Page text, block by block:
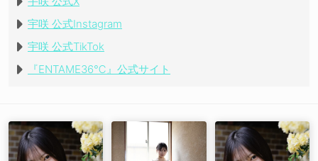
宇咲 公式Instagram
宇咲 公式TikTok
『ENTAME36℃』公式サイト